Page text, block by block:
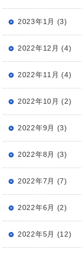
2023年1月 (3)
2022年12月 (4)
2022年11月 (4)
2022年10月 (2)
2022年9月 (3)
2022年8月 (3)
2022年7月 (7)
2022年6月 (2)
2022年5月 (12)